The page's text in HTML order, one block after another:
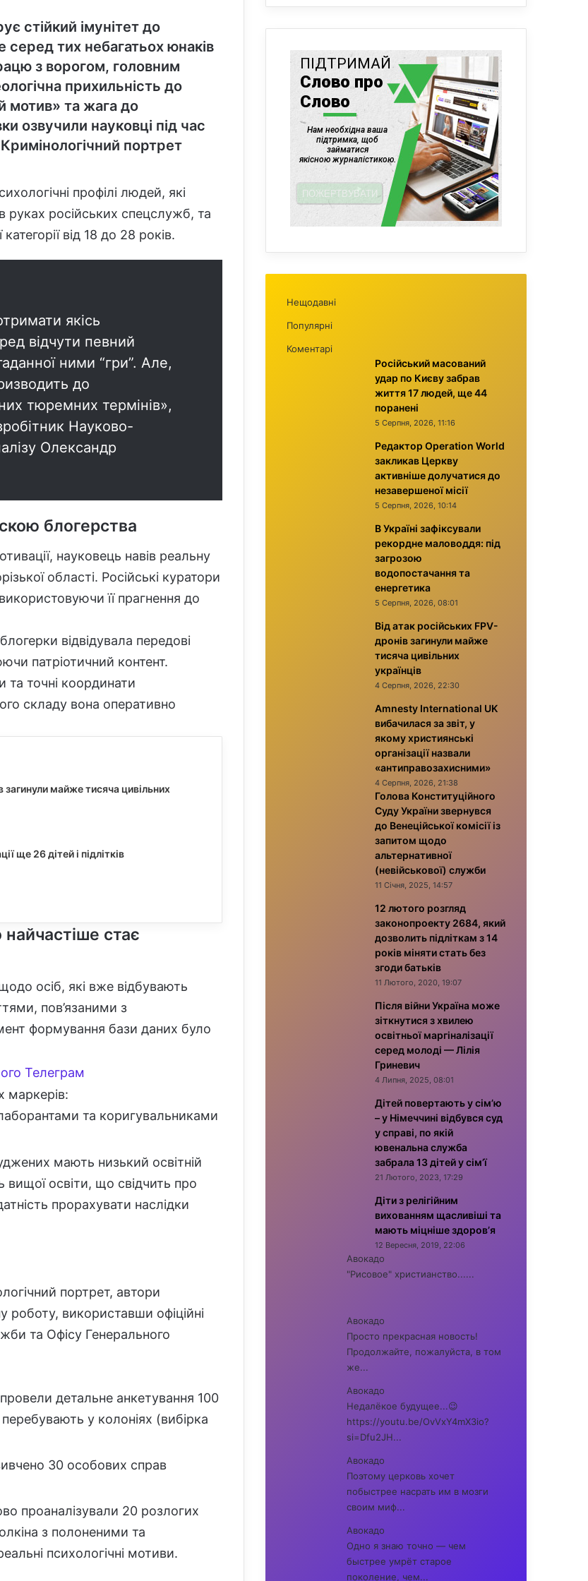
стійкий імунітет до
серед тих небагатьох юнаків
з ворогом, головним
прихильність до
мотив» та жага до
озвучили науковці під час
портрет
профілі людей, які
руках російських спецслужб, та
від 18 до 28 років.
якісь
відчути певний
ними “гри”. Але,
до
тюремних термінів»,
Науково-
Олександр
блогерства
науковець навів реальну
області. Російські куратори
її прагнення до
відвідувала передові
патріотичний контент.
та точні координати
складу вона оперативно
загинули майже тисяча цивільних
ще 26 дітей і підлітків
найчастіше стає
осіб, які вже відбувають
пов’язаними з
формування бази даних було
Телеграм
маркерів:
та коригувальниками
мають низький освітній
вищої освіти, що свідчить про
прорахувати наслідки
портрет, автори
роботу, використавши офіційні
та Офісу Генерального
провели детальне анкетування 100
у колоніях (вибірка
30 особових справ
проаналізували 20 розлогих
з полоненими та
психологічні мотиви.
Нещодавні
Популярні
Коментарі
Російський масований
удар по Києву забрав
життя 17 людей, ще 44
поранені
5 Серпня, 2026, 11:16
Редактор Operation World
закликав Церкву
активніше долучатися до
незавершеної місії
5 Серпня, 2026, 10:14
В Україні зафіксували
рекордне маловоддя: під
загрозою
водопостачання та
енергетика
5 Серпня, 2026, 08:01
Від атак російських FPV-
дронів загинули майже
тисяча цивільних
українців
4 Серпня, 2026, 22:30
Amnesty International UK
вибачилася за звіт, у
якому християнські
організації назвали
«антиправозахисними»
4 Серпня, 2026, 21:38
Голова Конституційного
Суду України звернувся
до Венеційської комісії із
запитом щодо
альтернативної
(невійськової) служби
11 Січня, 2025, 14:57
12 лютого розгляд
законопроекту 2684, який
дозволить підліткам з 14
років міняти стать без
згоди батьків
11 Лютого, 2020, 19:07
Після війни Україна може
зіткнутися з хвилею
освітньої маргіналізації
серед молоді — Лілія
Гриневич
4 Липня, 2025, 08:01
Дітей повертають у сім’ю
– у Німеччині відбувся суд
у справі, по якій
ювенальна служба
забрала 13 дітей у сім’ї
21 Лютого, 2023, 17:29
Діти з релігійним
вихованням щасливіші та
мають міцніше здоров’я
12 Вересня, 2019, 22:06
Авокадо
"Рисовое" христианство......
Авокадо
Просто прекрасная новость!
Продолжайте, пожалуйста, в том
же...
Авокадо
Недалёкое будущее...😉
https://youtu.be/OvVxY4mX3io?
si=Dfu2JH...
Авокадо
Поэтому церковь хочет
побыстрее насрать им в мозги
своим миф...
Авокадо
Одно я знаю точно — чем
быстрее умрёт старое
поколение, чем...